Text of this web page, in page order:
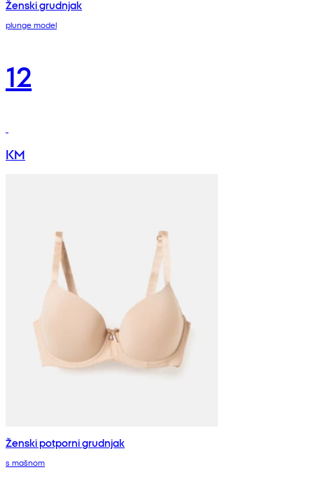
Ženski grudnjak
plunge model
12
KM
Ženski potporni grudnjak
s mašnom